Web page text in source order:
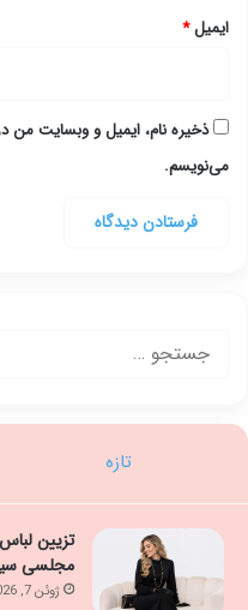
ایمیل*
ذخیره نام، ایمیل و وبسایت من
می‌نویسم.
تازه
مجلسی
ژوئن 7, 2026